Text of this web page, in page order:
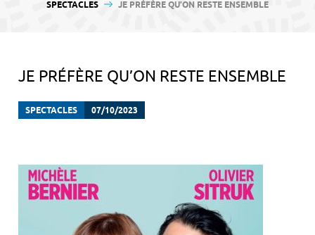
SPECTACLES
JE PRÉFÈRE QU’ON RESTE ENSEMBLE
JE PRÉFÈRE QU’ON RESTE ENSEMBLE
SPECTACLES 07/10/2023